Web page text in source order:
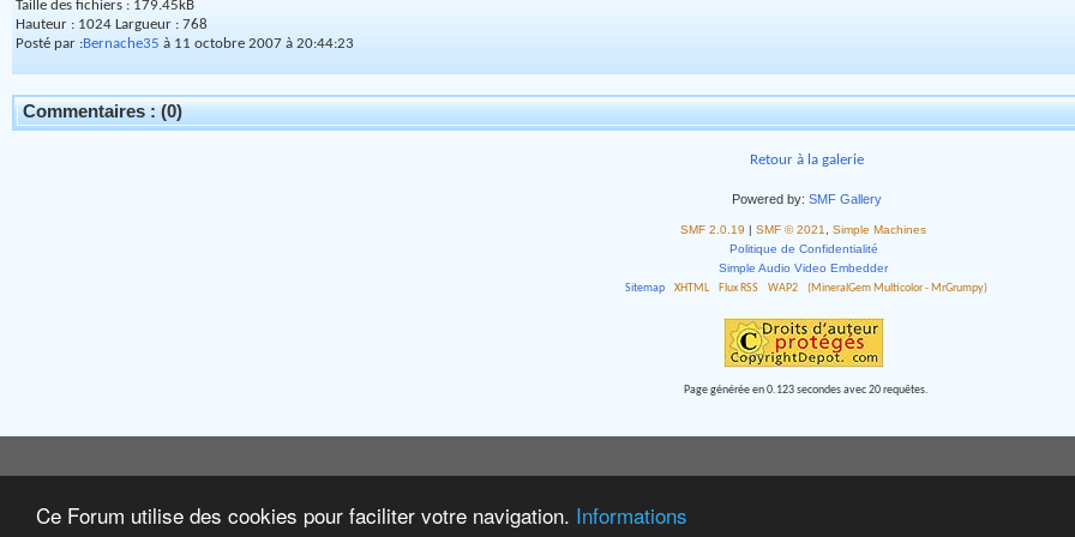
Ce Forum utilise des cookies pour faciliter votre navigation. Informations
Taille des fichiers : 179.45kB
Hauteur : 1024 Largueur : 768
Posté par :Bernache35 à 11 octobre 2007 à 20:44:23
Commentaires : (0)
Retour à la galerie
Powered by: SMF Gallery
SMF 2.0.19 SMF © 2021, Simple Machines
Politique de Confidentialité
Simple Audio Video Embedder
Sitemap
XHTML Flux RSS WAP2 (MineralGem Multicolor - MrGrumpy)
Page générée en 0.123 secondes avec 20 requêtes.